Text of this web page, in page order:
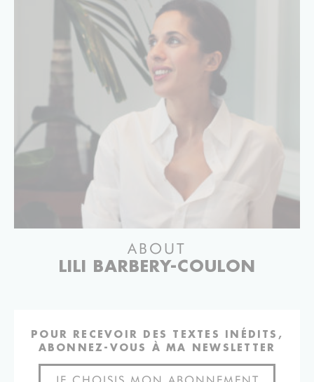
ABOUT
LILI BARBERY-COULON
POUR RECEVOIR DES TEXTES INÉDITS,
ABONNEZ-VOUS À MA NEWSLETTER